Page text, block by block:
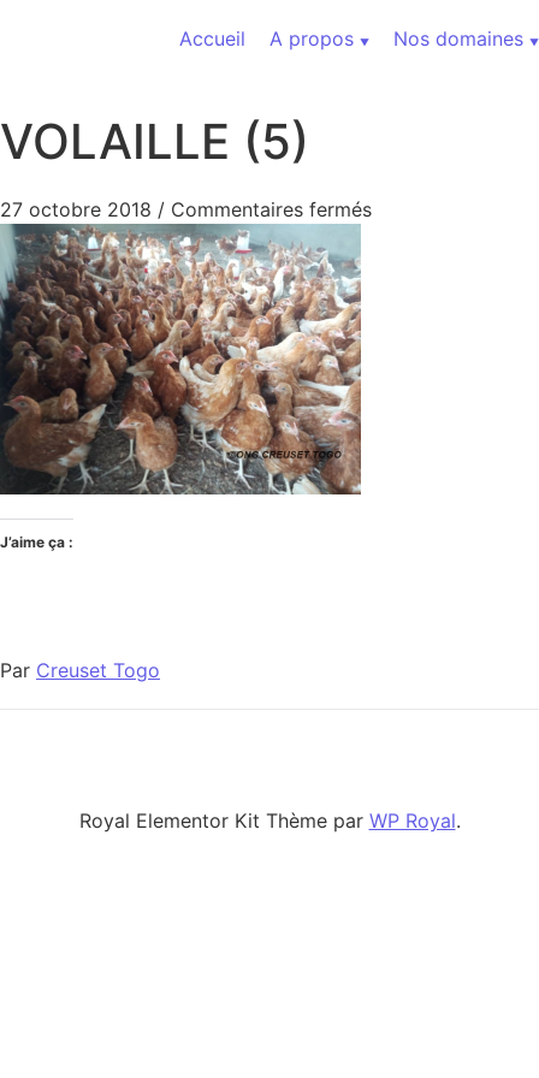
Accueil
A propos Nos domaines
VOLAILLE (5)
27 octobre 2018 / Commentaires ferméssur VOLAILLE (5)
J’aime ça :
Par Creuset Togo
Royal Elementor Kit Thème par WP Royal.